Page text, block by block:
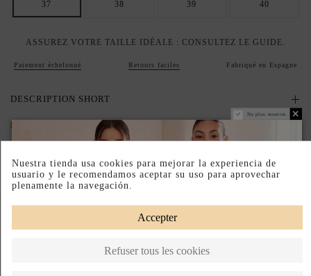
37 38 39 40
ASSUREZ VOTRE TAILLE IDÉALE : CONSULTEZ LE GUIDE.
Paiement échelonné Retours faciles Fabriqué en Espagne
DESCRIPTION SHORT
DESCRIPTION
Complete your look
Ne plus montrer.
Nuestra tienda usa cookies para mejorar la experiencia de
usuario y le recomendamos aceptar su uso para aprovechar
plenamente la navegación.
Accepter
Refuser tous les cookies